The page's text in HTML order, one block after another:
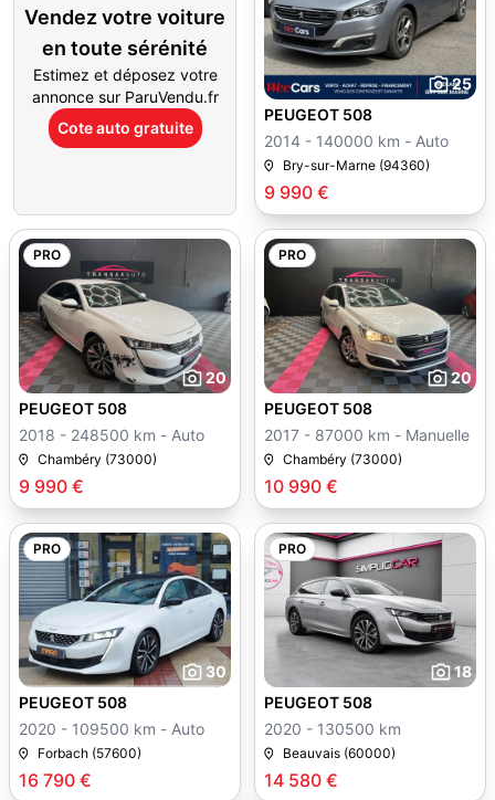
Vendez votre voiture
en toute sérénité
Estimez et déposez votre
annonce sur ParuVendu.fr
Cote auto gratuite
25
9 990 €
PEUGEOT 508
2014 - 140000 km - Auto
Bry-sur-Marne (94360)
PRO
20
9 990 €
PEUGEOT 508
2018 - 248500 km - Auto
Chambéry (73000)
PRO
20
10 990 €
PEUGEOT 508
2017 - 87000 km - Manuelle
Chambéry (73000)
PRO
30
16 790 €
PEUGEOT 508
2020 - 109500 km - Auto
Forbach (57600)
PRO
18
14 580 €
PEUGEOT 508
2020 - 130500 km
Beauvais (60000)